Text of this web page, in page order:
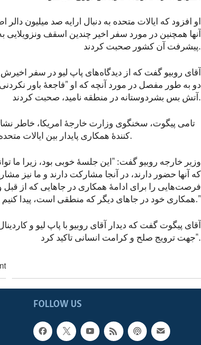
او افزود که ایالات متحده به دنبال ارایه صد میلیون
آنها همچنین در مورد سفر اخیر چندین اسقف ونزویلایی
پیشرفت آن کشور صحبت کردند.
آقای روبیو گفت که از دیدگاه‌های پاپ لیو در سفر اخیرش
دو به طور مفصل در مورد آنچه که او "فاجعۀ باور
آتش ‌بس بشردوستانه در منطقه نامید، صحبت کردند.
تامی پیگوت، سخنگوی وزارت خارجۀ امریکا، خاطر
کنندۀ همکاری پایدار بین ایالات متحده و واتیکان در پیشبرد آزادی مذهبی بود.
وزیر خارجه روبیو گفت: "این جلسۀ خوبی بود، زیرا ما
که آنها حضور دارند، در آنجا مشارکت دارند و ما نیز
فرصت‌هایی را برای ادامۀ همکاری در جاهایی که از قبل
همکاری خود در جاهای دیگر که منطقی است، پیدا کنیم."
آقای پیگوت گفت که دیدار آقای روبیو با پاپ لیو و
جهت ترویج صلح و کرامت انسانی تاکید کرد".
FOLLOW US